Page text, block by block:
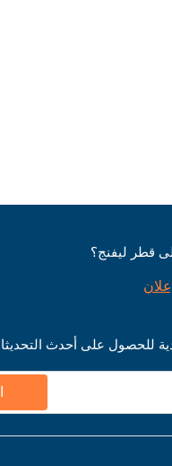
قطر ليفنج؟
للحصول على أحدث